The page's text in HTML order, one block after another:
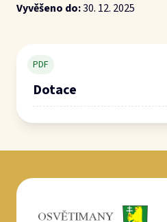
Vyvěšeno do:30. 12. 2025
PDF
Dotace